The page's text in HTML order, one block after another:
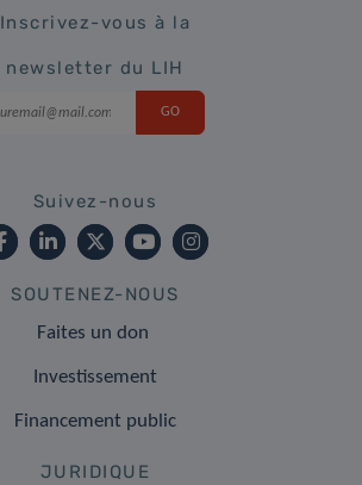
Inscrivez-vous à la
newsletter du LIH
Suivez-nous
SOUTENEZ-NOUS
Faites un don
Investissement
Financement public
JURIDIQUE